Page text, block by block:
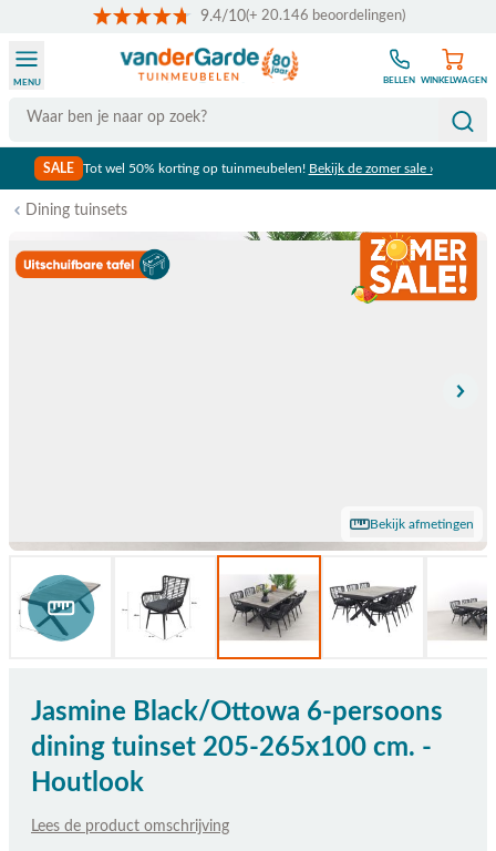
9.4/10(+ 20.146 beoordelingen)
Search
MENU BELLEN WINKELWAGEN
SALE Tot wel 50% korting op tuinmeubelen! Bekijk de zomer sale ›
Dining tuinsets
Bekijk afmetingen
Jasmine Black/Ottowa 6-persoons
dining tuinset 205-265x100 cm. -
Houtlook
Lees de product omschrijving